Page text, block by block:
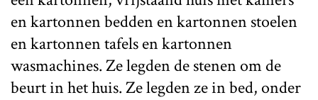
en kartonnen bedden en kartonnen stoelen
en kartonnen tafels en kartonnen
wasmachines. Ze legden de stenen om de
beurt in het huis. Ze legden ze in bed, onder